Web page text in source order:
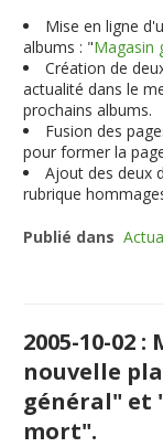
Mise en ligne
albums : "Magasin
Création de
actualité dans le
prochains albums.
Fusion des
pour former la
Ajout des deux
rubrique
Publié dans
2005-10-02
nouvelle
général" et
mort".